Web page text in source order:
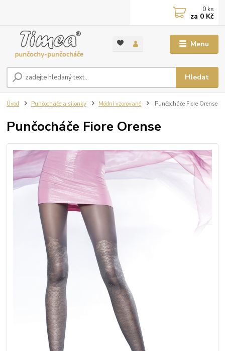
Menu
Hledat
0 ks
za 0 Kč
Úvod Punčocháče a silonky Módní vzorované Punčocháče Fiore Orense
Punčocháče Fiore Orense